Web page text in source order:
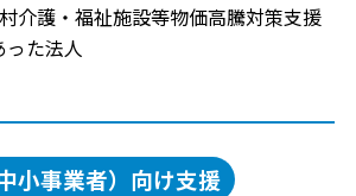
介護・福祉施設等物価高騰対策支援
った法人
小事業者）向け支援